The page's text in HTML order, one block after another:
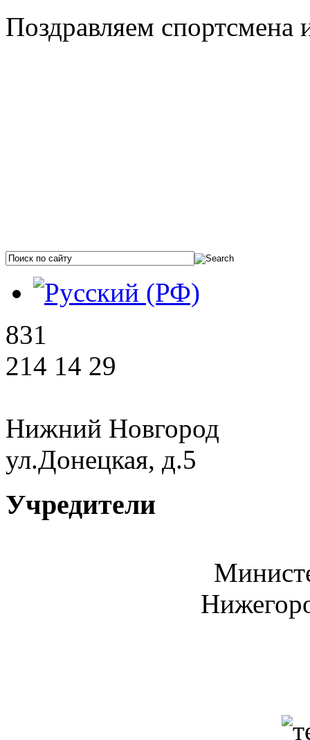
Поздравляем спортсмена
831
214 14 29
Нижний Новгород
ул.Донецкая, д.5
Учредители